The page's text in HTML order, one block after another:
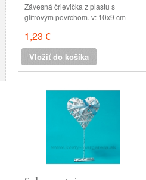
Závesná črievička z plastu s
glitrovým povrchom. v: 10x9 cm
1,23 €
Vložiť do košíka